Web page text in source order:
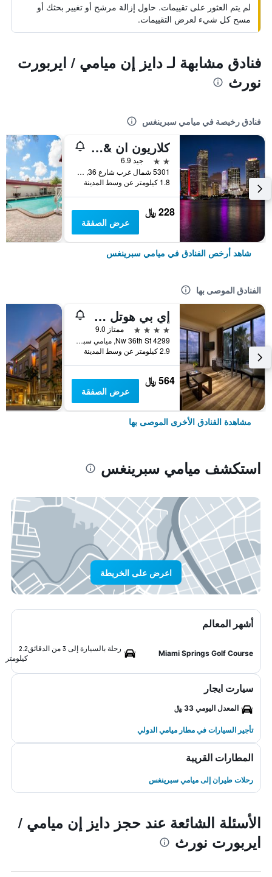
لم يتم العثور على تقييمات. حاول إزالة مرشح أو تغيير بحثك أو
مسح كل شيء لعرض التقييمات.
فنادق مشابهة لـ دايز إن ميامي / ايربورت
نورث
فنادق رخيصة في ميامي سبرينغس
كلاريون ان & سويتس ميامي انترناشيونال إيربورت
2 نجمتين
جيد 6.9
5301 شمال غرب شارع 36, ميامي سبرينغس, FL, الولايات المتحدة الأميريكية
1.8 كيلومتر عن وسط المدينة
228 ﷼
عرض الصفقة
شاهد أرخص الفنادق في ميامي سبرينغس
الفنادق الموصى بها
إي بي هوتل ميامي إيربورت
4 نجوم
ممتاز 9.0
4299 Nw 36th St, ميامي سبرينغس, FL, الولايات المتحدة الأميريكية
2.9 كيلومتر عن وسط المدينة
564 ﷼
عرض الصفقة
مشاهدة الفنادق الأخرى الموصى بها
استكشف ميامي سبرينغس
اعرض على الخريطة
أشهر المعالم
Miami Springs Golf Course
رحلة بالسيارة إلى 3 من الدقائق
2.2
كيلومتر
سيارت ايجار
المعدل اليومي 33 ﷼
تأجير السيارات في مطار ميامي الدولي
المطارات القريبة
رحلات طيران إلى ميامي سبرينغس
الأسئلة الشائعة عند حجز دايز إن ميامي /
ايربورت نورث